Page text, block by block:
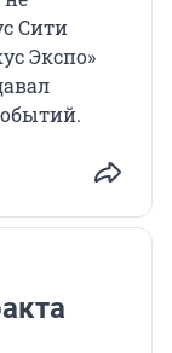
Сити
Экспо»